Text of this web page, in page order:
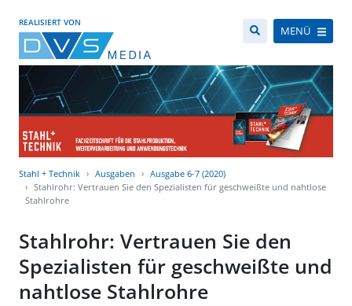
REALISIERT VON
MENÜ
Stahl + Technik Ausgaben
Ausgabe 6-7 (2020)
Stahlrohr: Vertrauen Sie den Spezialisten für geschweißte und nahtlose
Stahlrohre
Stahlrohr: Vertrauen Sie den
Spezialisten für geschweißte und
nahtlose Stahlrohre